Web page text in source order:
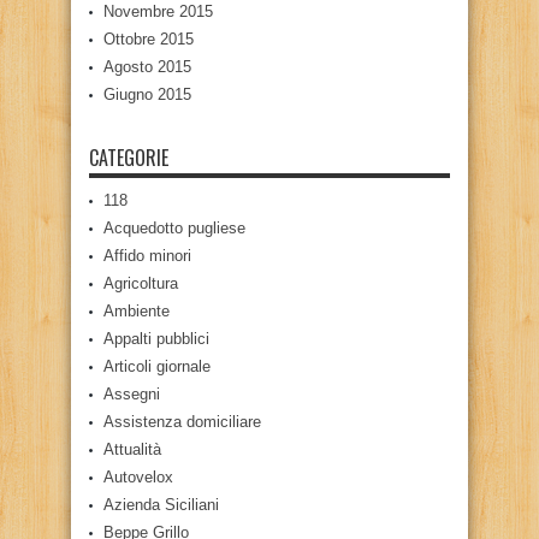
Novembre 2015
Ottobre 2015
Agosto 2015
Giugno 2015
CATEGORIE
118
Acquedotto pugliese
Affido minori
Agricoltura
Ambiente
Appalti pubblici
Articoli giornale
Assegni
Assistenza domiciliare
Attualità
Autovelox
Azienda Siciliani
Beppe Grillo